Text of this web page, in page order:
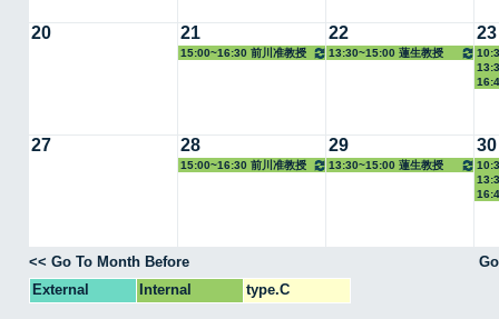
20 21
15:00~16:30 前川准教授
22
13:30~15:00 蓮生教授
23
授
27 28
15:00~16:30 前川准教授
29
13:30~15:00 蓮生教授
30
授
<< Go To Month Before
External
Internal type.C